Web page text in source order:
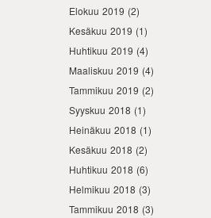
Elokuu 2019 (2)
Kesäkuu 2019 (1)
Huhtikuu 2019 (4)
Maaliskuu 2019 (4)
Tammikuu 2019 (2)
Syyskuu 2018 (1)
Heinäkuu 2018 (1)
Kesäkuu 2018 (2)
Huhtikuu 2018 (6)
Helmikuu 2018 (3)
Tammikuu 2018 (3)